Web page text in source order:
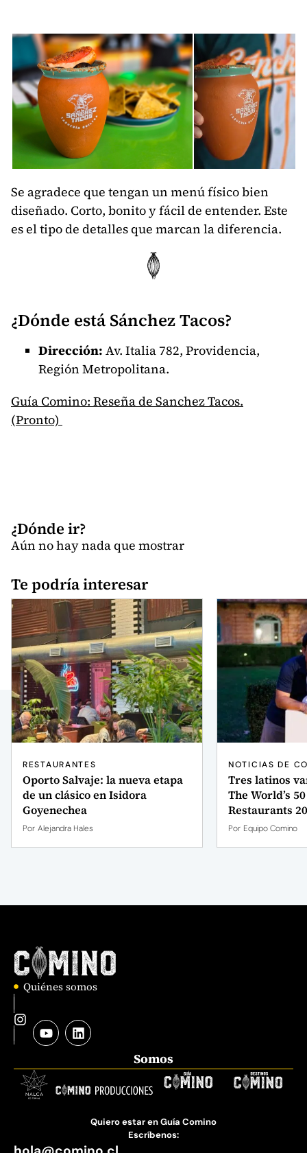
Se agradece que tengan un menú físico bien
diseñado. Corto, bonito y fácil de entender. Este
es el tipo de detalles que marcan la diferencia.
¿Dónde está Sánchez Tacos?
Dirección: Av. Italia 782, Providencia,
Región Metropolitana.
Guía Comino: Reseña de Sanchez Tacos.
(Pronto)
¿Dónde ir?
Aún no hay nada que mostrar
Te podría interesar
RESTAURANTES
Oporto Salvaje: la nueva etapa
de un clásico en Isidora
Goyenechea
Por Alejandra Hales
NOTICIAS DE
Tres latinos
The World’s
Restaurants
Por Equipo Comino
Quiénes somos
Somos
Quiero estar en Guía Comino
Escríbenos: